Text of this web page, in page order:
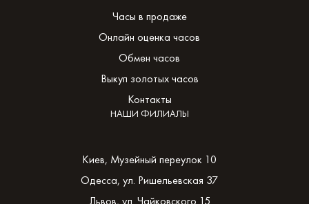
Часы в продаже
Онлайн оценка часов
Обмен часов
Выкуп золотых часов
Контакты
НАШИ ФИЛИАЛЫ
Киев, Музейный переулок 10
Одесса, ул. Ришельевская 37
Львов, ул. Чайковского 15